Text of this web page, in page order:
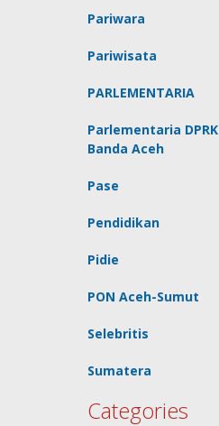
Pariwara
Pariwisata
PARLEMENTARIA
Parlementaria DPRK
Banda Aceh
Pase
Pendidikan
Pidie
PON Aceh-Sumut
Selebritis
Sumatera
Categories